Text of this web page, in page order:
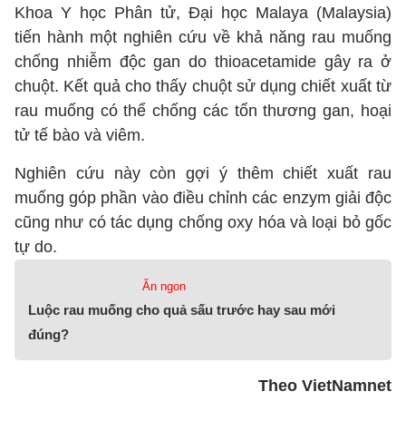
Khoa Y học Phân tử, Đại học Malaya (Malaysia)
tiến hành một nghiên cứu về khả năng rau muống
chống nhiễm độc gan do thioacetamide gây ra ở
chuột. Kết quả cho thấy chuột sử dụng chiết xuất từ
rau muống có thể chống các tổn thương gan, hoại
tử tế bào và viêm.
Nghiên cứu này còn gợi ý thêm chiết xuất rau
muống góp phần vào điều chỉnh các enzym giải độc
cũng như có tác dụng chống oxy hóa và loại bỏ gốc
tự do.
Ăn ngon
Luộc rau muống cho quả sấu trước hay sau mới
đúng?
Theo VietNamnet